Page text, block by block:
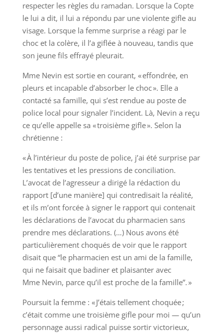
respecter les règles du ramadan. Lorsque la Copte
le lui a dit, il lui a répondu par une violente gifle au
visage. Lorsque la femme surprise a réagi par le
choc et la colère, il l’a giflée à nouveau, tandis que
son jeune fils effrayé pleurait.
Mme Nevin est sortie en courant, « effondrée, en
pleurs et incapable d’absorber le choc ». Elle a
contacté sa famille, qui s’est rendue au poste de
police local pour signaler l’incident. Là, Nevin a reçu
ce qu’elle appelle sa « troisième gifle ». Selon la
chrétienne :
« À l’intérieur du poste de police, j’ai été surprise par
les tentatives et les pressions de conciliation.
L’avocat de l’agresseur a dirigé la rédaction du
rapport [d’une manière] qui contredisait la réalité,
et ils m’ont forcée à signer le rapport qui contenait
les déclarations de l’avocat du pharmacien sans
prendre mes déclarations. (…) Nous avons été
particulièrement choqués de voir que le rapport
disait que “le pharmacien est un ami de la famille,
qui ne faisait que badiner et plaisanter avec
Mme Nevin, parce qu’il est proche de la famille”. »
Poursuit la femme : « J’étais tellement choquée ;
c’était comme une troisième gifle pour moi — qu’un
personnage aussi radical puisse sortir victorieux,